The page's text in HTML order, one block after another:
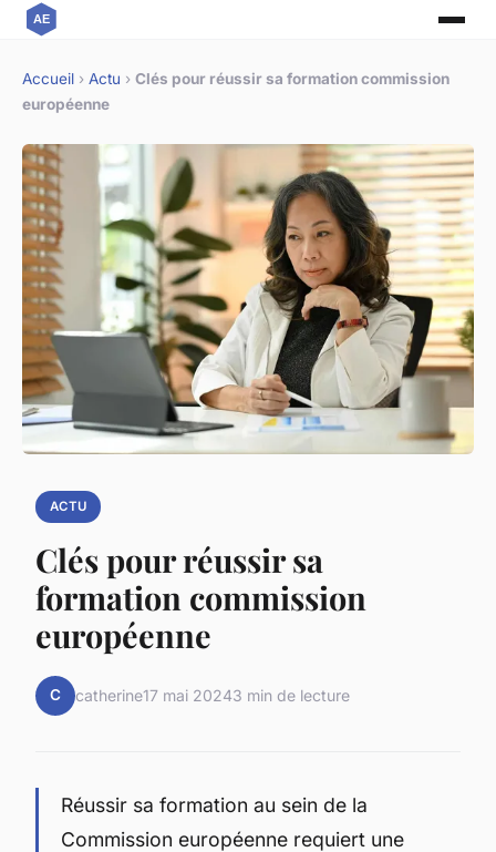
Accueil › Actu › Clés pour réussir sa formation commission
européenne
ACTU
Clés pour réussir sa
formation commission
européenne
C catherine17 mai 20243 min de lecture
Réussir sa formation au sein de la
Commission européenne requiert une